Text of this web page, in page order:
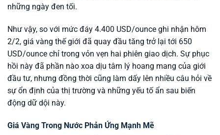
những ngày đen tối.
Như vậy, so với mức đáy 4.400 USD/ounce ghi nhận hôm
2/2, giá vàng thế giới đã quay đầu tăng trở lại tới 650
USD/ounce chỉ trong vỏn vẹn hai phiên giao dịch. Sự phục
hồi này đã phần nào xoa dịu tâm lý hoang mang của giới
đầu tư, nhưng đồng thời cũng làm dấy lên nhiều câu hỏi về
sự ổn định của thị trường và những yếu tố ẩn sau biến
động dữ dội này.
Giá Vàng Trong Nước Phản Ứng Mạnh Mẽ